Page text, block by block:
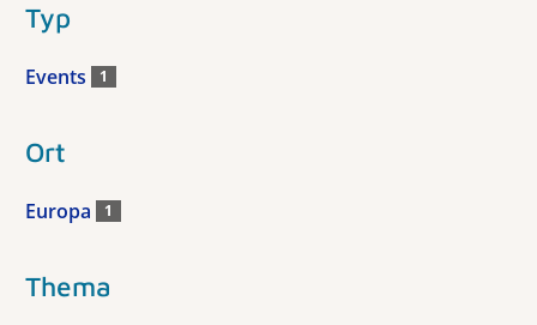
Typ
Events 1
Ort
Europa 1
Thema